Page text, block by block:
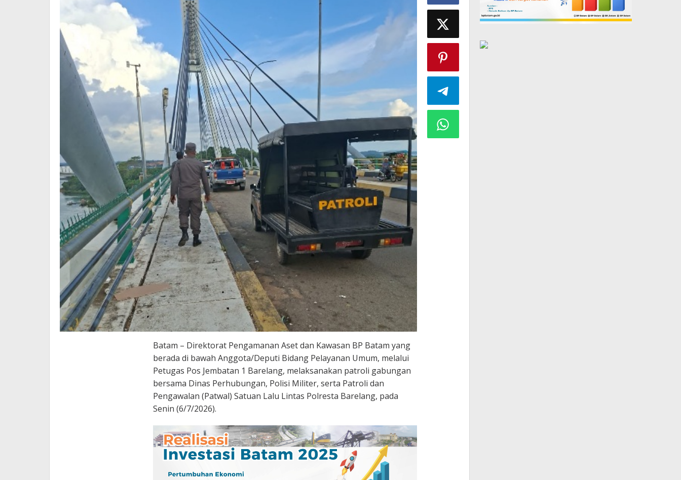
Batam – Direktorat Pengamanan Aset dan Kawasan BP Batam yang
berada di bawah Anggota/Deputi Bidang Pelayanan Umum, melalui
Petugas Pos Jembatan 1 Barelang, melaksanakan patroli gabungan
bersama Dinas Perhubungan, Polisi Militer, serta Patroli dan
Pengawalan (Patwal) Satuan Lalu Lintas Polresta Barelang, pada
Senin (6/7/2026).